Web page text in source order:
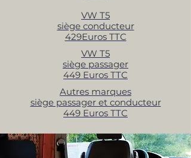
VW T5
siège conducteur
429Euros TTC
VW T5
siège passager
449 Euros TTC
Autres marques
siège passager et conducteur
449 Euros TTC